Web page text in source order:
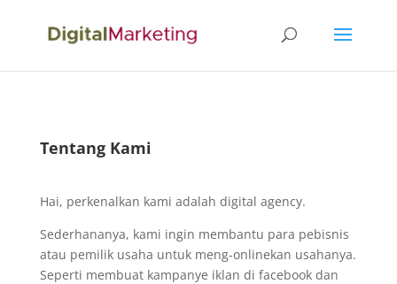
Tentang Kami
Hai, perkenalkan kami adalah digital agency.
Sederhananya, kami ingin membantu para pebisnis
atau pemilik usaha untuk meng-onlinekan usahanya.
Seperti membuat kampanye iklan di facebook dan